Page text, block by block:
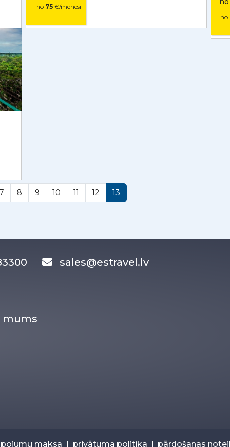
no 75€/mēnesī
no
no
7 8 9 10 11 12 13
sales@estravel.lv
mums
maksa | privātuma politika | pārdošanas